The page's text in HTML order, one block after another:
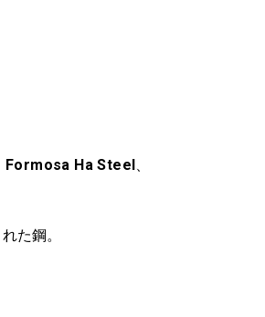
Formosa Ha Steel
た鋼。